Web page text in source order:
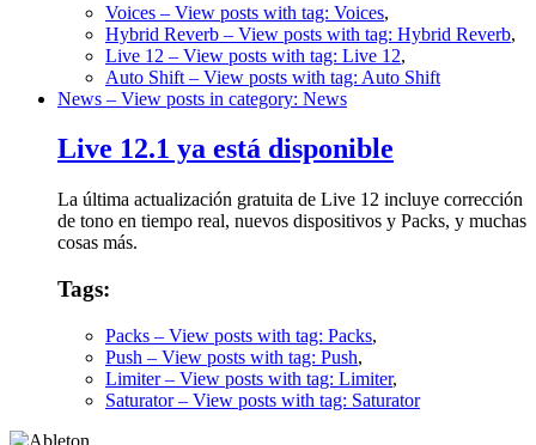
Voices – View posts with tag: Voices,
Hybrid Reverb – View posts with tag: Hybrid Reverb,
Live 12 – View posts with tag: Live 12,
Auto Shift – View posts with tag: Auto Shift
News – View posts in category: News
Live 12.1 ya está disponible
La última actualización gratuita de Live 12 incluye corrección
de tono en tiempo real, nuevos dispositivos y Packs, y muchas
cosas más.
Tags:
Packs – View posts with tag: Packs,
Push – View posts with tag: Push,
Limiter– View posts with tag: Limiter,
Saturator– View posts with tag: Saturator